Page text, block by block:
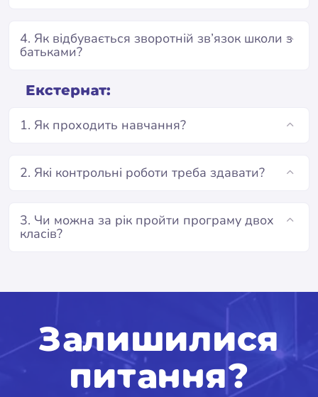
4. Як відбувається зворотній зв’язок школи з
батьками?
Екстернат:
1. Як проходить навчання?
2. Які контрольні роботи треба здавати?
3. Чи можна за рік пройти програму двох
класів?
Залишилися
питання?